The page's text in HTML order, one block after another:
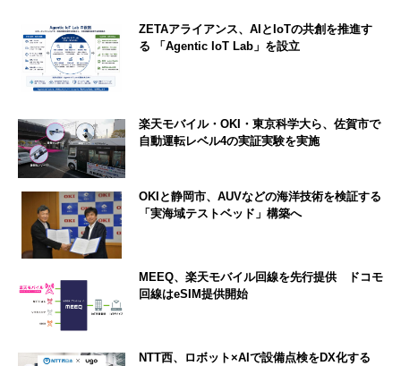
ZETAアライアンス、AIとIoTの共創を推進す
る 「Agentic IoT Lab」を設立
楽天モバイル・OKI・東京科学大ら、佐賀市で
自動運転レベル4の実証実験を実施
OKIと静岡市、AUVなどの海洋技術を検証する
「実海域テストベッド」構築へ
MEEQ、楽天モバイル回線を先行提供 ドコモ
回線はeSIM提供開始
NTT西、ロボット×AIで設備点検をDX化する